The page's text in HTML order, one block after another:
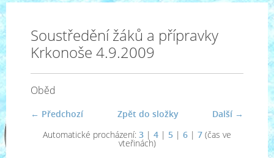
Soustředění žáků a přípravky
Krkonoše 4.9.2009
Oběd
← Předchozí Další →
Zpět do složky
Automatické procházení: 3 | 4 | 5 | 6 | 7 (čas ve
vteřinách)